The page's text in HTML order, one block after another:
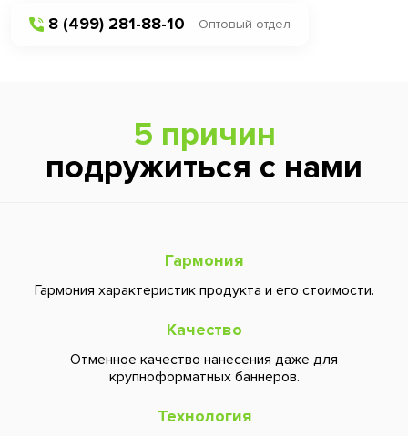
8 (499) 281-88-10 Оптовый отдел
5 причин
подружиться с нами
Гармония
Гармония характеристик продукта и его стоимости.
Качество
Отменное качество нанесения даже для
крупноформатных баннеров.
Технология